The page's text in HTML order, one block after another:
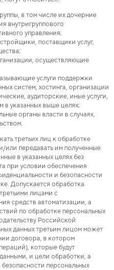
в том числе их дочерние
внутригруппового
управления;
поставщики услуг,
осуществляющие
услуги поддержки
систем, хостинга, организации
аудиторские, иные услуги,
указанных выше целях;
органы власти в случаях,
третьих лиц к обработке
или передавать им полученные
в указанных целях без
при условии обеспечения
и безопасности
Допускается обработка
лицами с
средств автоматизации, а
по обработке персональных
Российской
данных третьим лицом может
договора, в котором
которые будут
и цели обработки, а
персональных